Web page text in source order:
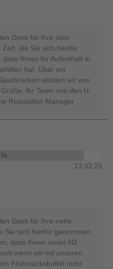
Dank für Ihre sehr
die Sie sich hierfür
Ihnen Ihr Aufenthalt in
hat. Über ein
würden wir uns
Ihr Team von den H-
Reputation Manager
13.02.25
Dank für Ihre nette
Sie sich hierfür genommen
dass Ihnen unser H2
wenn wir mit unseren
Frühstücksbuffet nicht